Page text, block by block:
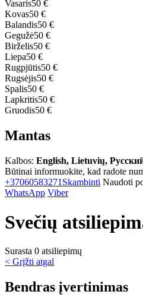
Vasaris50 €
Kovas50 €
Balandis50 €
Gegužė50 €
Birželis50 €
Liepa50 €
Rugpjūtis50 €
Rugsėjis50 €
Spalis50 €
Lapkritis50 €
Gruodis50 €
Mantas
Kalbos: English, Lietuvių,
Būtinai informuokite, kad radote
+37060583271 Skambinti Naudoti
WhatsApp Viber
Svečių
Surasta 0 atsiliepimų
< Grįžti atgal
Bendras įvertinimas